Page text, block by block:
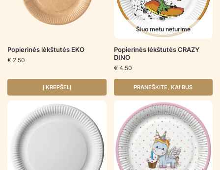
Popierinės lėkštutės EKO
€ 2.50
Į KREPŠELĮ
Šiuo metu neturime
Popierinės lėkštutės CRAZY
DINO
€ 4.50
PRANEŠKITE, KAI BUS